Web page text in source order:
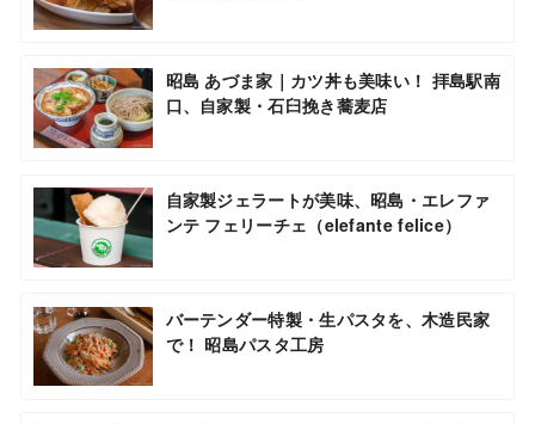
昭島 あづま家｜カツ丼も美味い！ 拝島駅南
口、自家製・石臼挽き蕎麦店
自家製ジェラートが美味、昭島・エレファ
ンテ フェリーチェ（elefante felice）
バーテンダー特製・生パスタを、木造民家
で！ 昭島パスタ工房